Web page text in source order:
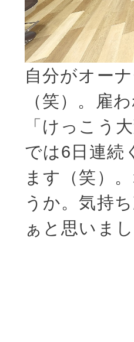
自分がオー
（笑）。雇
「けっこう
では6日連続
ます（笑）
うか。気持
ぁと思いまし